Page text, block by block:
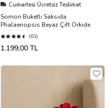
Cumartesi Ücretsiz Teslimat
Somon Buketli Saksıda
Phalaenopsis Beyaz Çift Orkide
(63)
1.199,00 TL